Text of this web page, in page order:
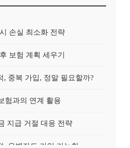
손실 최소화 전략
보험 계획 세우기
, 중복 가입, 정말 필요할까?
험과의 연계 활용
지급 거절 대응 전략